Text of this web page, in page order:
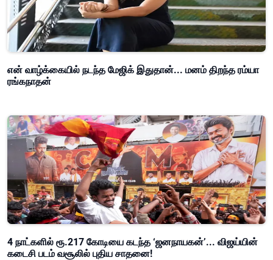
என் வாழ்க்கையில் நடந்த மேஜிக் இதுதான்... மனம் திறந்த ரம்யா
ரங்கநாதன்
4 நாட்களில் ரூ.217 கோடியை கடந்த ‘ஜனநாயகன்’... விஜய்யின்
கடைசி படம் வசூலில் புதிய சாதனை!